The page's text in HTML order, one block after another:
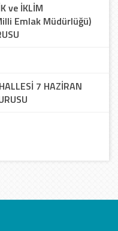
ve İKLİM
Emlak Müdürlüğü)
7 HAZİRAN